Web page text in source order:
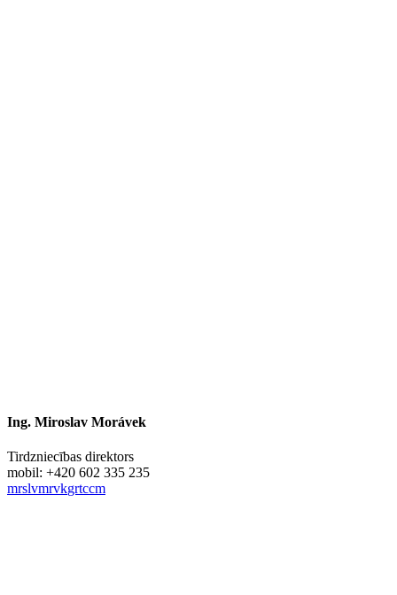
Ing. Miroslav Morávek
Tirdzniecības direktors
mobil: +420 602 335 235
mrslvmrvkgrtccm